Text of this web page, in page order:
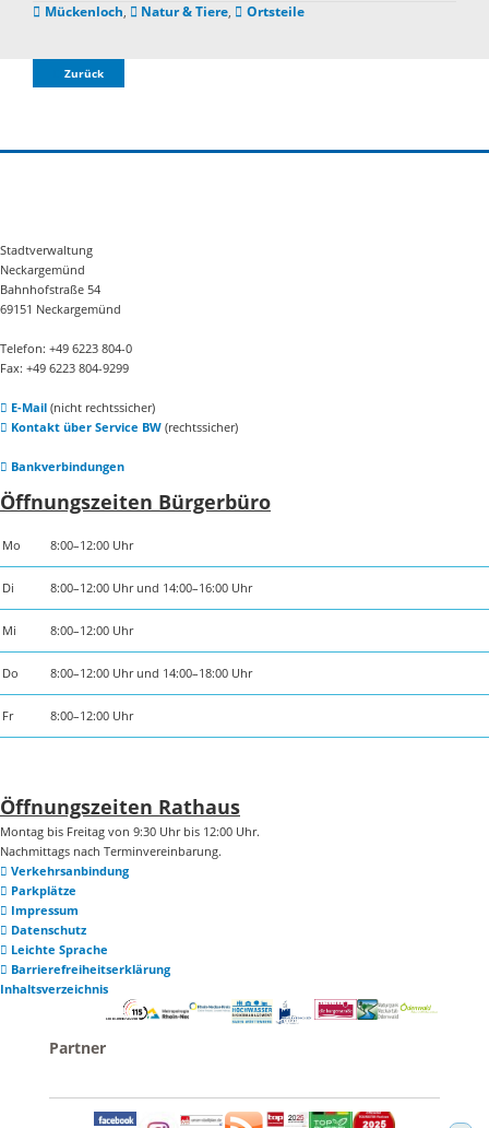
Mückenloch, Natur & Tiere, Ortsteile
Zurück
Stadtverwaltung
Neckargemünd
Bahnhofstraße 54
69151 Neckargemünd
Telefon: +49 6223 804-0
Fax: +49 6223 804-9299
E-Mail(nicht rechtssicher)
Kontakt über Service BW(rechtssicher)
Bankverbindungen
Öffnungszeiten Bürgerbüro
Mo 8:00–12:00 Uhr
Di 8:00–12:00 Uhr und 14:00–16:00 Uhr
Mi 8:00–12:00 Uhr
Do 8:00–12:00 Uhr und 14:00–18:00 Uhr
Fr 8:00–12:00 Uhr
Öffnungszeiten Rathaus
Montag bis Freitag von 9:30 Uhr bis 12:00 Uhr.
Nachmittags nach Terminvereinbarung.
Verkehrsanbindung
Parkplätze
Impressum
Datenschutz
Leichte Sprache
Barrierefreiheitserklärung
Inhaltsverzeichnis